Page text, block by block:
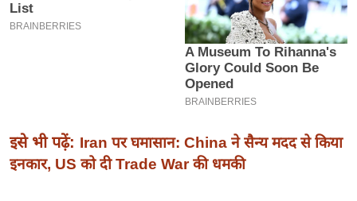
इ
र
मि
इसे भी पढ़ें: Iran पर घमासान: China ने सैन्य मदद से किया
इनकार, US को दी Trade War की धमकी